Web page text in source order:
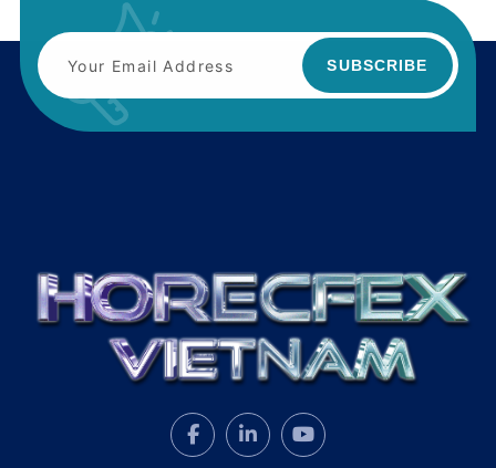
SUBSCRIBE